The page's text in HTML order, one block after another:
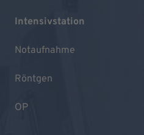
Intensivstation
Notaufnahme
Röntgen
OP